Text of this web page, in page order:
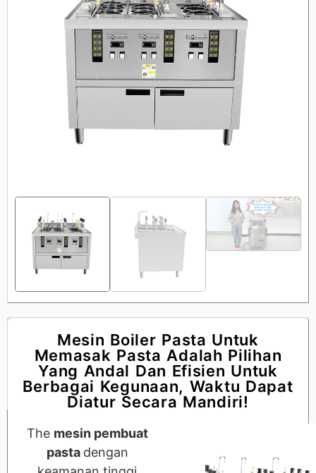
Mesin Boiler Pasta Untuk
Memasak Pasta Adalah Pilihan
Yang Andal Dan Efisien Untuk
Berbagai Kegunaan, Waktu Dapat
Diatur Secara Mandiri!
The mesin pembuat
pasta dengan